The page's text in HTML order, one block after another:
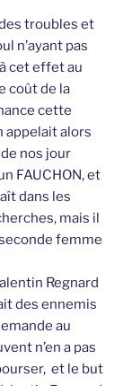
troubles et
n’ayant pas
cet effet au
coût de la
cette
appelait alors
nos jour
FAUCHON, et
dans les
mais il
femme
Regnard
des ennemis
au
n’en a pas
et le but